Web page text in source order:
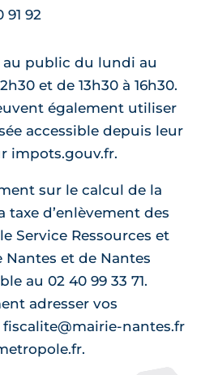
91 92
au public du lundi au
et de 13h30 à 16h30.
également utiliser
accessible depuis leur
impots.gouv.fr.
sur le calcul de la
taxe d’enlèvement des
Service Ressources et
et de Nantes
au 02 40 99 33 71.
adresser vos
nantes.fr